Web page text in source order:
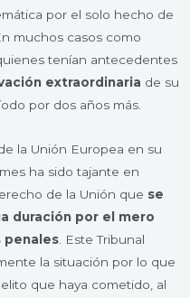
por el solo hecho de
muchos casos como
tenían antecedentes
extraordinaria de su
por dos años más.
la Unión Europea en su
ha sido tajante en
de la Unión que se
duración por el mero
penales . Este Tribunal
la situación por lo que
que haya cometido, al